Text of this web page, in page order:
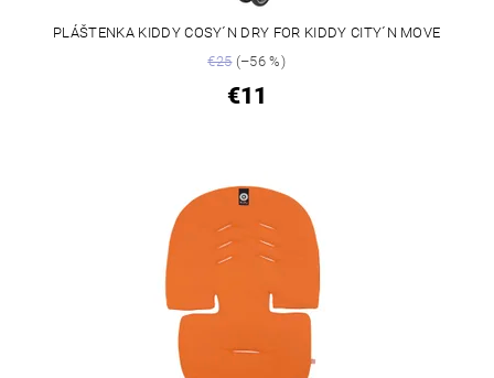
PLÁŠTENKA KIDDY COSY´N DRY FOR KIDDY CITY´N MOVE
€25(–56 %)
€11